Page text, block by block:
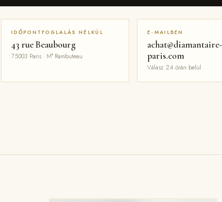
IDŐPONTFOGLALÁS NÉLKÜL
43 rue Beaubourg
75003 Paris · M° Rambuteau
E-MAILBEN
achat@diamantaire-
paris.com
Válasz 24 órán belül